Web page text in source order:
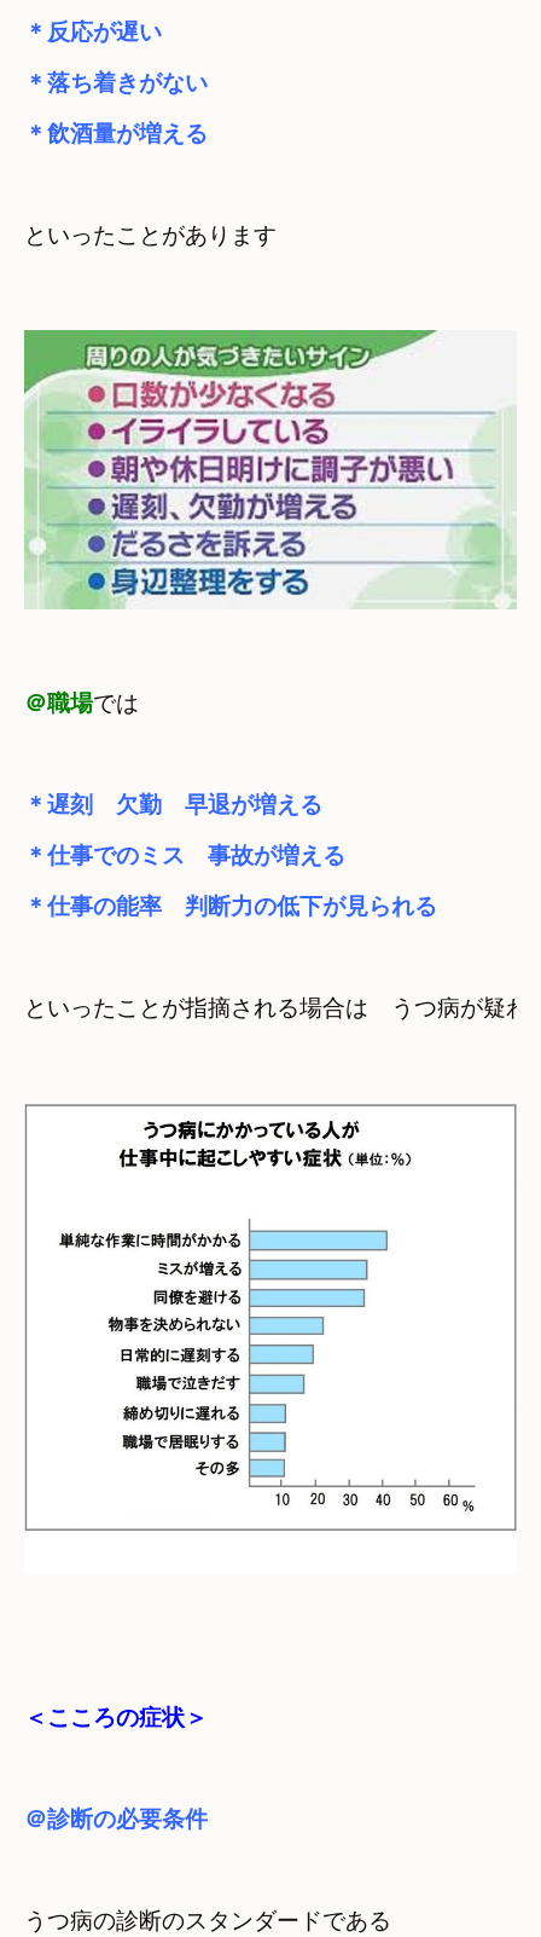
＊反応が遅い
＊落ち着きがない
＊飲酒量が増える
といったことがあります
＠職場
＊遅刻　欠勤　早退が増える
＊仕事でのミス　事故が増える
＊仕事の能率　判断力の低下が見られる
といったことが指摘される場合は　うつ病が疑わ
＜こころの症状＞
＠診断の必要条件
うつ病の診断のスタンダードである